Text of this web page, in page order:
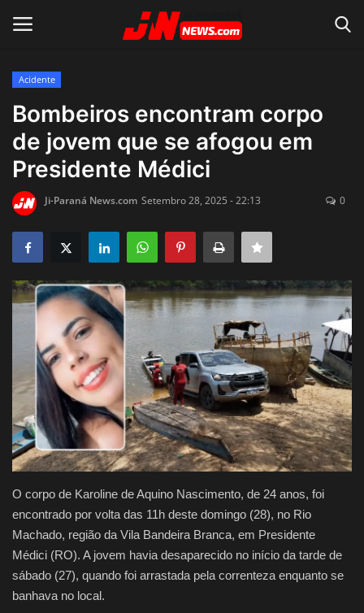
Home
Acidente
Polícia
Política
Justiça
Brasil
Educação
Galeria
Saúde
Acidente
Bombeiros encontram corpo
de jovem que se afogou em
Presidente Médici
Ji-Paraná News.com Setembro 28, 2025 - 22:13 0
O corpo de Karoline de Aquino Nascimento, de 24 anos, foi
encontrado por volta das 11h deste domingo (28), no Rio
Machado, região da Vila Bandeira Branca, em Presidente
Médici (RO). A jovem havia desaparecido no início da tarde de
sábado (27), quando foi arrastada pela correnteza enquanto se
banhava no local.